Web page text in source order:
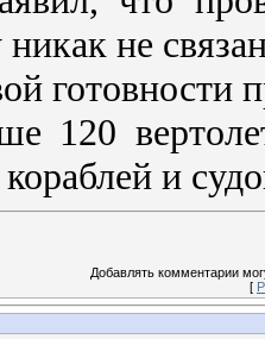
не
готовности
120
и
Добавлять комментарии
[